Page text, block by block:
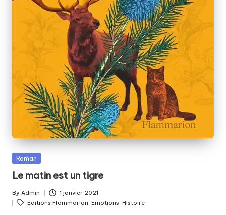
Posted
Roman
Le matin est un tigre
Posted
by
By Admin 1 janvier 2021
Tags:
Editions Flammarion, Emotions, Histoire